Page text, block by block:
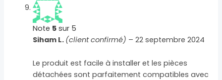
Note 5 sur 5
Siham L. (client confirmé) – 22 septembre 2024
Le produit est facile à installer et les pièces
détachées sont parfaitement compatibles avec